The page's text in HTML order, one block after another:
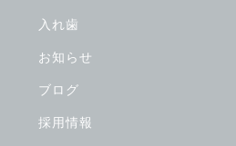
入れ歯
お知らせ
ブログ
採用情報